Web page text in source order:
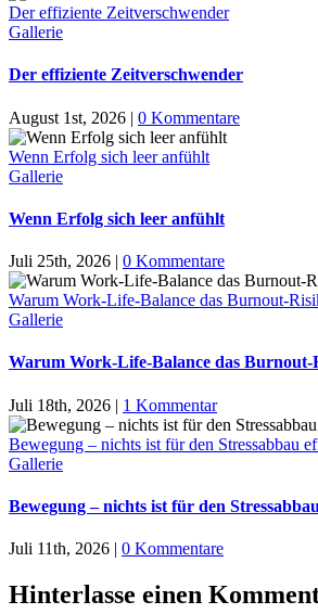
Der effiziente Zeitverschwender
Gallerie
Der effiziente Zeitverschwender
August 1st, 2026 | 0 Kommentare
Wenn Erfolg sich leer anfühlt
Gallerie
Wenn Erfolg sich leer anfühlt
Juli 25th, 2026 | 0 Kommentare
Warum Work-Life-Balance das Burnout-
Gallerie
Warum Work-Life-Balance das Burnout-
Juli 18th, 2026 | 1 Kommentar
Bewegung – nichts ist für den Stressabbau
Gallerie
Bewegung – nichts ist für den
Juli 11th, 2026 | 0 Kommentare
Hinterlasse einen